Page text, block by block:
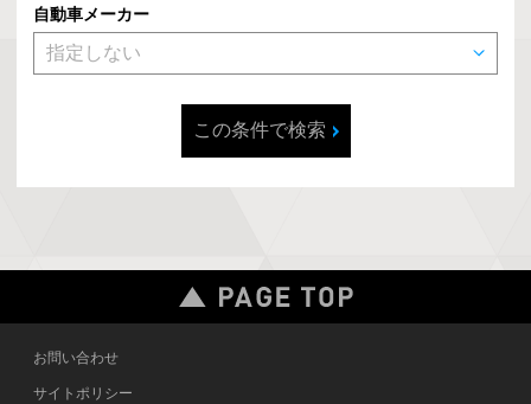
自動車メーカー
この条件で検索
お問い合わせ
サイトポリシー